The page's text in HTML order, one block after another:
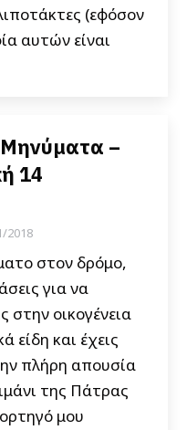
(εφόσον
αυτών είναι
–
14
2018
στον δρόμο,
για να
στην οικογένεια
είδη και έχεις
πλήρη απουσία
της Πάτρας
μου